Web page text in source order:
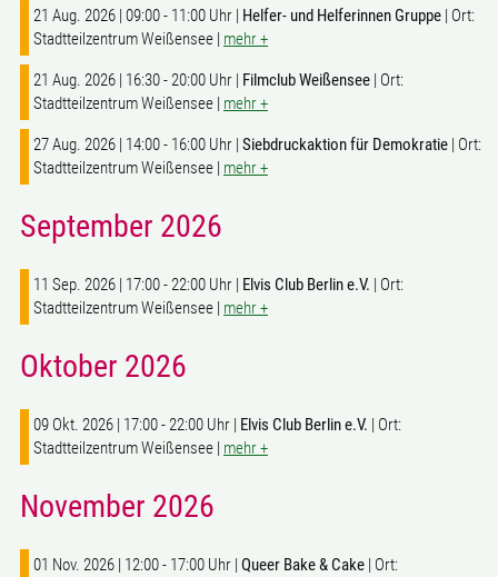
21 Aug. 2026 | 09:00 - 11:00 Uhr | Helfer- und Helferinnen Gruppe | Ort:
Stadtteilzentrum Weißensee | mehr +
21 Aug. 2026 | 16:30 - 20:00 Uhr | Filmclub Weißensee | Ort:
Stadtteilzentrum Weißensee | mehr +
27 Aug. 2026 | 14:00 - 16:00 Uhr | Siebdruckaktion für Demokratie | Ort:
Stadtteilzentrum Weißensee | mehr +
September 2026
11 Sep. 2026 | 17:00 - 22:00 Uhr | Elvis Club Berlin e.V. | Ort:
Stadtteilzentrum Weißensee | mehr +
Oktober 2026
09 Okt. 2026 | 17:00 - 22:00 Uhr | Elvis Club Berlin e.V. | Ort:
Stadtteilzentrum Weißensee | mehr +
November 2026
01 Nov. 2026 | 12:00 - 17:00 Uhr | Queer Bake & Cake | Ort: